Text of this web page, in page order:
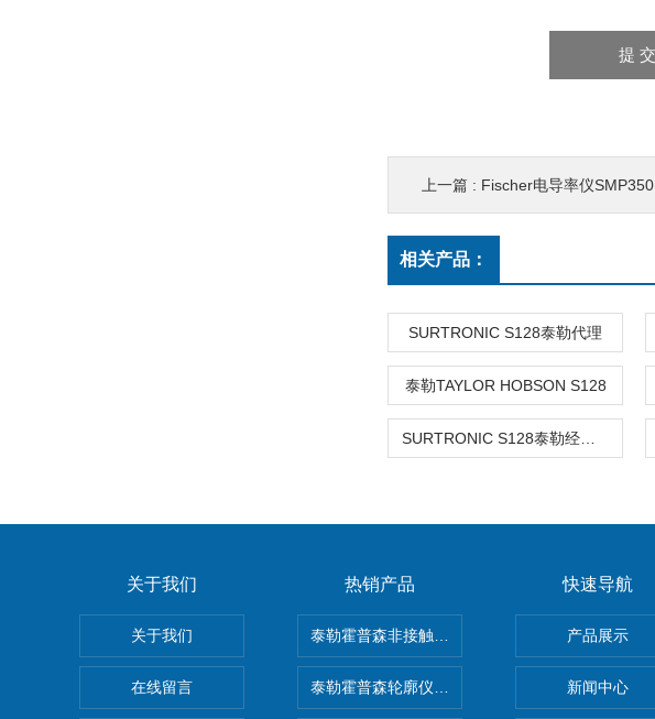
上一篇 : Fischer电导率仪SMP350
相关产品：
SURTRONIC S128泰勒代理
泰勒TAYLOR HOBSON S128
关于我们
关于我们
在线留言
热销产品
泰勒霍普森非接触式轮廓仪LUPHOScan 850 HD
泰勒霍普森轮廓仪|TAYLOR HOBSON
快速导航
产品展示
新闻中心